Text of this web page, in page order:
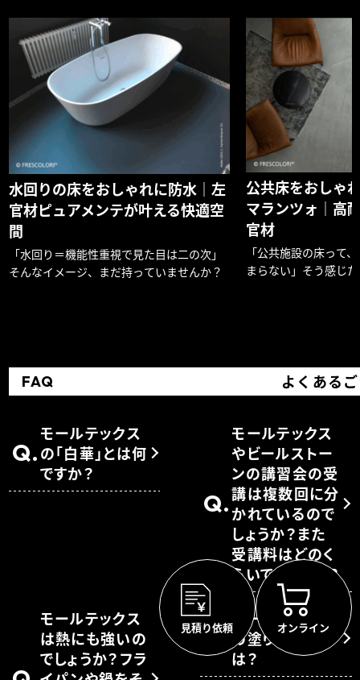
水回りの床をおしゃれに防水｜左
官材ピュアメンテが叶える快適空
間
「水回り＝機能性重視で見た目は二の次」
そんなイメージ、まだ持っていませんか？
公共床をおしゃ
マランツォ｜高
官材
「公共施設の床って
まらない」そう感じ
FAQ よくある
Q.
モールテックス
の「白華」とは何
ですか？
Q.
モールテックス
やビールストー
ンの講習会の受
講は複数回に分
かれているので
しょうか？また
受講料はどのく
らいでしょうか？
モールテックス
は熱にも強いの
でしょうか？フラ
Q.
モールテックス
の塗りの厚さ
は？
見積り依頼 オンライン